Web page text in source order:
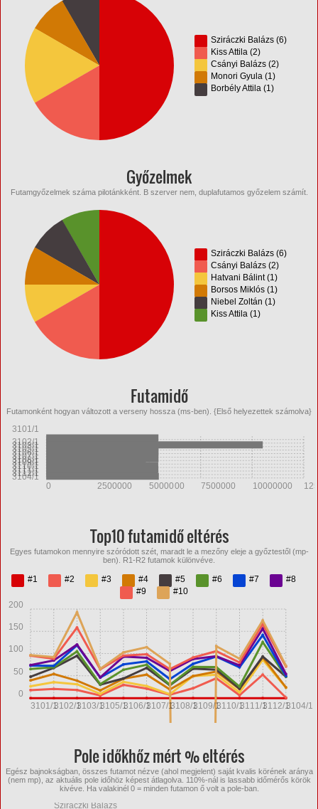
Sziráczki Balázs (6)
Kiss Attila (2)
Csányi Balázs (2)
Monori Gyula (1)
Borbély Attila (1)
Győzelmek
Futamgyőzelmek száma pilotánkként. B szerver nem, duplafutamos győzelem számít.
Sziráczki Balázs (6)
Csányi Balázs (2)
Hatvani Bálint (1)
Borsos Miklós (1)
Niebel Zoltán (1)
Kiss Attila (1)
Futamidő
Futamonként hogyan változott a verseny hossza (ms-ben). {Első helyezettek számolva}
3104/1
3112/1
3111/1
3110/1
3109/1
3108/1
3107/1
3106/1
3105/1
3103/1
3102/1
3101/1
0 2500000 5000000 7500000 10000000
Top10 futamidő eltérés
Egyes futamokon mennyire szóródott szét, maradt le a mezőny eleje a győztestől (mp-
ben). R1-R2 futamok különvéve.
#1 #2 #3 #4 #5 #6 #7
#8
#9
#10
3101/13102/13103/13105/13106/13107/13108/13109/13110/13111/13112/13104/1
0
50
100
150
200
Pole időkhőz mért % eltérés
Egész bajnokságban, összes futamot nézve (ahol megjelent) saját kvalis körének aránya
(nem mp), az aktuális pole időhöz képest átlagolva. 110%-nál is lassabb időmérős körök
kivéve. Ha valakinél 0 = minden futamon ő volt a pole-ban.
Sziráczki Balázs